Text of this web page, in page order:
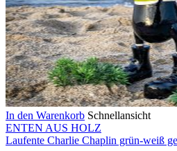
In den Warenkorb Schnellansicht
ENTEN AUS HOLZ
Laufente Charlie Chaplin grün-weiß